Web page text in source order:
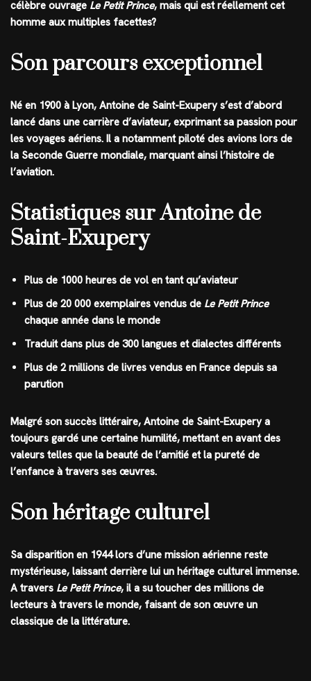
célèbre ouvrage Le Petit Prince, mais qui est réellement cet
homme aux multiples facettes?
Son parcours exceptionnel
Né en 1900 à Lyon, Antoine de Saint-Exupery s’est d’abord
lancé dans une carrière d’aviateur, exprimant sa passion pour
les voyages aériens. Il a notamment piloté des avions lors de
la Seconde Guerre mondiale, marquant ainsi l’histoire de
l’aviation.
Statistiques sur Antoine de
Saint-Exupery
Plus de 1000 heures de vol en tant qu’aviateur
Plus de 20 000 exemplaires vendus de Le Petit Prince
chaque année dans le monde
Traduit dans plus de 300 langues et dialectes différents
Plus de 2 millions de livres vendus en France depuis sa
parution
Malgré son succès littéraire, Antoine de Saint-Exupery a
toujours gardé une certaine humilité, mettant en avant des
valeurs telles que la beauté de l’amitié et la pureté de
l’enfance à travers ses œuvres.
Son héritage culturel
Sa disparition en 1944 lors d’une mission aérienne reste
mystérieuse, laissant derrière lui un héritage culturel immense.
A travers Le Petit Prince, il a su toucher des millions de
lecteurs à travers le monde, faisant de son œuvre un
classique de la littérature.